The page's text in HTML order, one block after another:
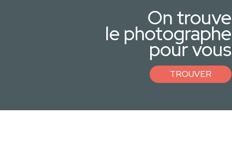
On trouve
le photographe
pour vous
TROUVER